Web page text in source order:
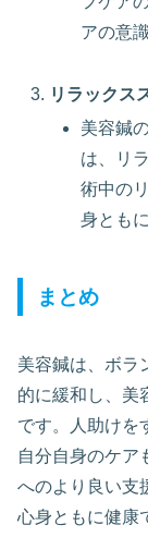
アの意
リラックス
美容鍼
は、リ
術中の
身とも
まとめ
美容鍼は、ボラ
的に緩和し、美
です。人助けを
自分自身のケア
へのより良い支
心身ともに健康